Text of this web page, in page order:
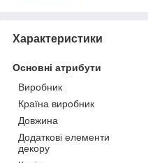
Характеристики
Основні атрибути
Виробник
Країна виробник
Довжина
Додаткові елементи
декору